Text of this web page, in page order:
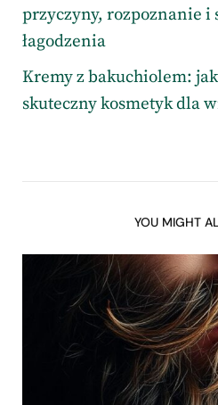
przyczyny, rozpoznanie i
łagodzenia
Kremy z bakuchiolem:
skuteczny kosmetyk dla
YOU MIGHT